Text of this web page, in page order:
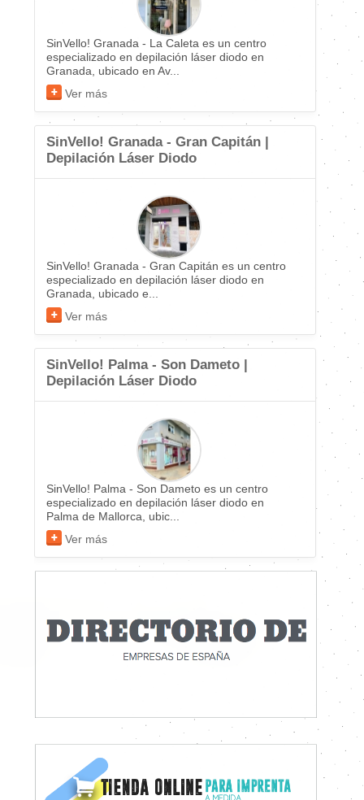
SinVello! Granada - La Caleta es un centro
especializado en depilación láser diodo en
Granada, ubicado en Av...
Ver más
SinVello! Granada - Gran Capitán |
Depilación Láser Diodo
SinVello! Granada - Gran Capitán es un centro
especializado en depilación láser diodo en
Granada, ubicado e...
Ver más
SinVello! Palma - Son Dameto |
Depilación Láser Diodo
SinVello! Palma - Son Dameto es un centro
especializado en depilación láser diodo en
Palma de Mallorca, ubic...
Ver más